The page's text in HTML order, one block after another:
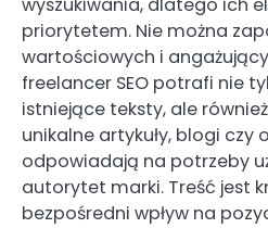
wyszukiwania, dlatego ich
priorytetem. Nie można
wartościowych i
freelancer SEO potrafi nie
istniejące teksty, ale
unikalne artykuły, blogi
odpowiadają na potrzeby
autorytet marki. Treść jest
bezpośredni wpływ na